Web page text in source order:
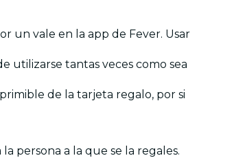
un vale en la app de Fever. Usar
utilizarse tantas veces como sea
de la tarjeta regalo, por si
persona a la que se la regales.